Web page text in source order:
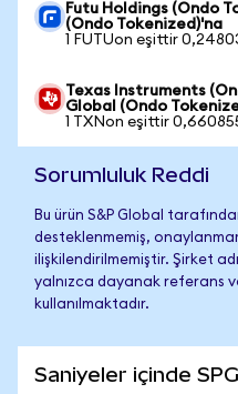
Futu Holdings (Ondo
(Ondo Tokenized)'na
1 FUTUon eşittir
Texas Instruments
Global (Ondo
1 TXNon eşittir
Sorumluluk Reddi
Bu ürün S&P Global
desteklenmemiş,
ilişkilendirilmemiştir. Şirket
yalnızca dayanak referans
kullanılmaktadır.
Saniyeler içinde